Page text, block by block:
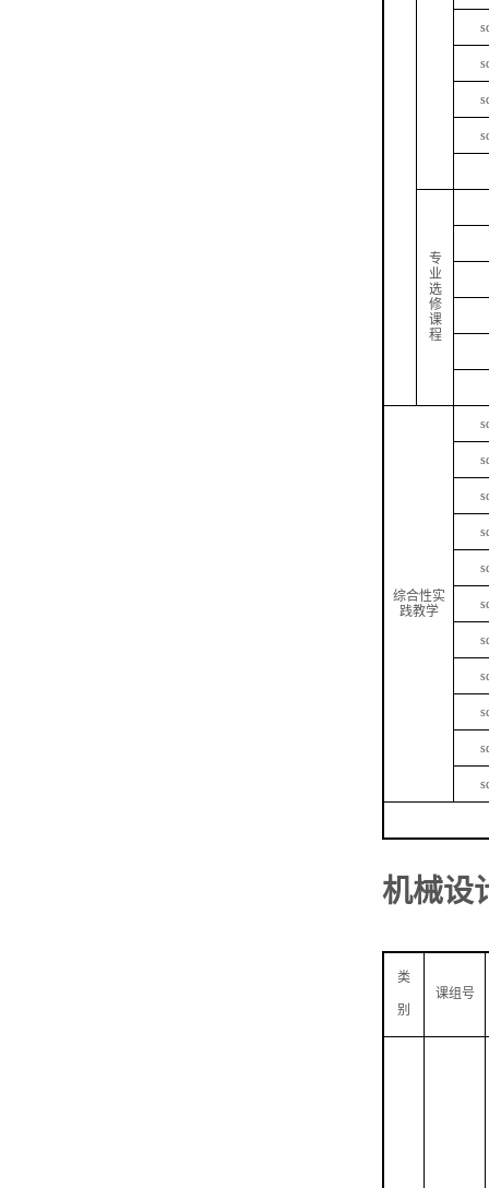
专
业
选
修
课
程
综合性实
践教学
机械设
类
别
课组号